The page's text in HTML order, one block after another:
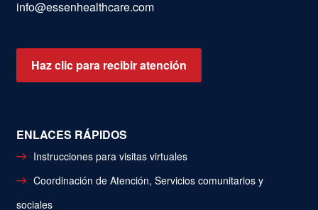
info@essenhealthcare.com
Haz clic para recibir atención
ENLACES RÁPIDOS
Instrucciones para visitas virtuales
Coordinación de Atención, Servicios comunitarios y
sociales